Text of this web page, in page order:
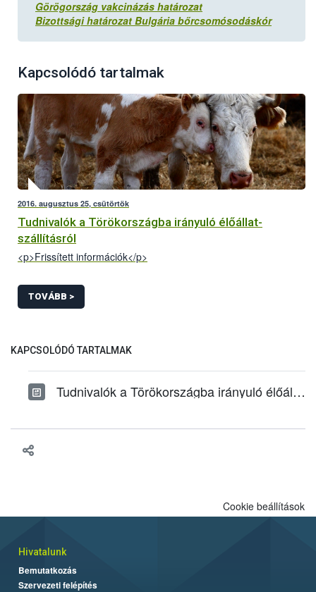
Görögország vakcinázás határozat
Bizottsági határozat Bulgária bőrcsomósodáskór
Kapcsolódó tartalmak
2016. augusztus 25, csütörtök
Tudnivalók a Törökországba irányuló élőállat-
szállításról
<p>Frissített információk</p>
TOVÁBB >
KAPCSOLÓDÓ TARTALMAK
Tudnivalók a Törökországba irányuló élőállat-szállításról
Cookie beállítások
Hivatalunk
Bemutatkozás
Szervezeti felépítés